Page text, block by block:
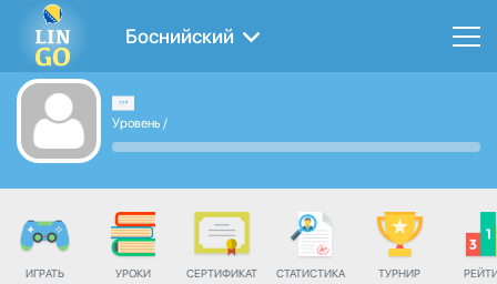
Боснийский
Уровень /
ИГРАТЬ УРОКИ СЕРТИФИКАТ СТАТИСТИКА ТУРНИР